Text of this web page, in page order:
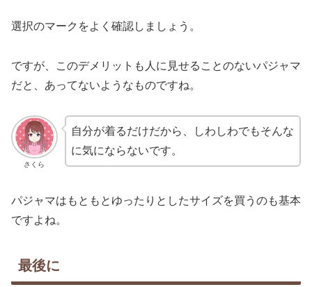
選択のマークをよく確認しましょう。
ですが、このデメリットも人に見せることのないパジャマ
だと、あってないようなものですね。
さくら
自分が着るだけだから、しわしわでもそんな
に気にならないです。
パジャマはもともとゆったりとしたサイズを買うのも基本
ですよね。
最後に